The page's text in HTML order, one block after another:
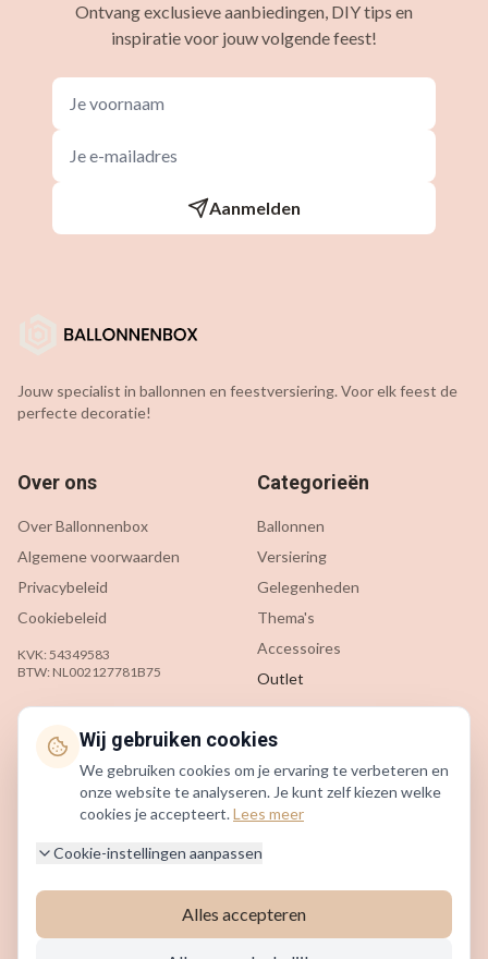
Ontvang exclusieve aanbiedingen, DIY tips en
inspiratie voor jouw volgende feest!
Aanmelden
Jouw specialist in ballonnen en feestversiering. Voor elk feest de
perfecte decoratie!
Over ons
Over Ballonnenbox
Algemene voorwaarden
Privacybeleid
Cookiebeleid
KVK: 54349583
BTW: NL002127781B75
Categorieën
Ballonnen
Versiering
Gelegenheden
Thema's
Accessoires
Outlet
Klantenservice
Veelgestelde vragen
Contact
info@ballonnenbox.nl
085 200 7442
Wij gebruiken cookies
We gebruiken cookies om je ervaring te verbeteren en
onze website te analyseren. Je kunt zelf kiezen welke
cookies je accepteert.Lees meer
Cookie-instellingen aanpassen
Alles accepteren